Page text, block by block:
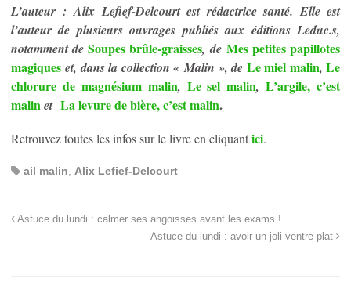
L’auteur : Alix Lefief-Delcourt est rédactrice santé. Elle est
l’auteur de plusieurs ouvrages publiés aux éditions Leduc.s,
notamment deSoupes brûle-graisses, de Mes petites papillotes
magiques et, dans la collection « Malin », de Le miel malin,Le
chlorure de magnésium malin, Le sel malin,L’argile, c’est
malin et La levure de bière, c’est malin.
Retrouvez toutes les infos sur le livre en cliquantici.
ail malin Alix Lefief-Delcourt
Astuce du lundi : calmer ses angoisses avant les exams !
Astuce du lundi : avoir un joli ventre plat